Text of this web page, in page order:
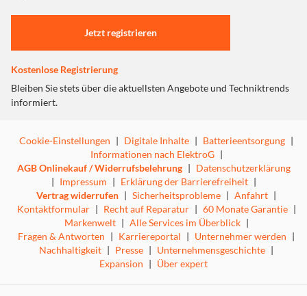
Abwaschbarer Scherkopf
Einstellungen anpassen
Jetzt registrieren
Kostenlose Registrierung
Bleiben Sie stets über die aktuellsten Angebote und Techniktrends
informiert.
Cookie-Einstellungen | Digitale Inhalte | Batterieentsorgung |
Informationen nach ElektroG |
AGB Onlinekauf / Widerrufsbelehrung | Datenschutzerklärung
| Impressum | Erklärung der Barrierefreiheit |
Vertrag widerrufen | Sicherheitsprobleme | Anfahrt |
Kontaktformular | Recht auf Reparatur | 60 Monate Garantie |
Markenwelt | Alle Services im Überblick |
Fragen & Antworten | Karriereportal | Unternehmer werden |
Nachhaltigkeit | Presse | Unternehmensgeschichte |
Expansion | Über expert